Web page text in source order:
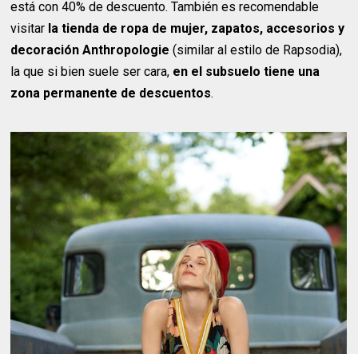
está con 40% de descuento. También es recomendable
visitar la tienda de ropa de mujer, zapatos, accesorios y
decoración Anthropologie (similar al estilo de Rapsodia),
la que si bien suele ser cara, en el subsuelo tiene una
zona permanente de descuentos.